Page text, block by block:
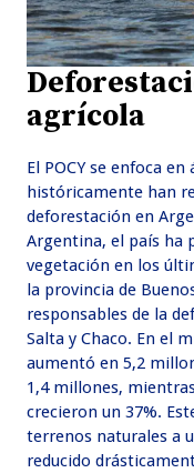
agrícola
El POCY se enfoca
históricamente han
deforestación en
Argentina, el país ha
vegetación en los
la provincia de
responsables de la
Salta y Chaco. En el
aumentó en 5,2
1,4 millones,
crecieron un 37%.
terrenos naturales a
reducido